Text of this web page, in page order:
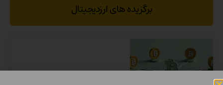
برگزیده های ارزدیجیتال